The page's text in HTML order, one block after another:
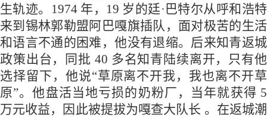
生轨迹。1974 年，19 岁的廷·巴特尔从呼和浩特
来到锡林郭勒盟阿巴嘎旗插队，面对极苦的生活
和语言不通的困难，他没有退缩。后来知青返城
政策出台，同批 40 多名知青陆续离开，只有他
选择留下，他说“草原离不开我，我也离不开草
原”。他盘活当地亏损的奶粉厂，当年就获得 5
万元收益，因此被提拔为嘎查大队长 。在返城潮